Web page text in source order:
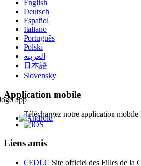
English
Deutsch
Español
Italiano
Português
Polski
العربية
日本語
Slovensky
Application mobile
Téléchargez notre application
Liens amis
CFDLC Site officiel des Filles de la